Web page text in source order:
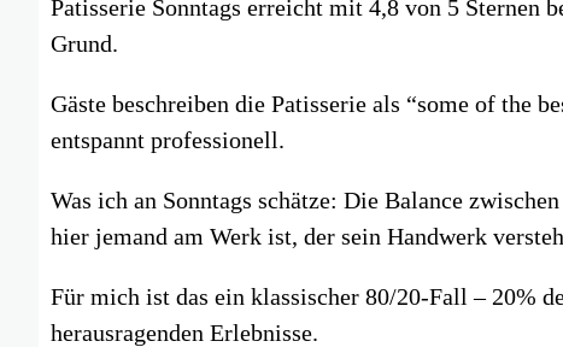
Patisserie Sonntags erreicht mit 4,8 von 5 Sternen
Grund.
Gäste beschreiben die Patisserie als “some of the
entspannt professionell.
Was ich an Sonntags schätze: Die Balance
hier jemand am Werk ist, der sein Handwerk
Für mich ist das ein klassischer 80/20-Fall – 20%
herausragenden Erlebnisse.